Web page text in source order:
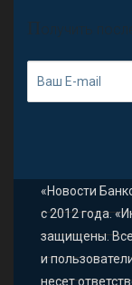
П олучить
«Новости
с 2012 года.
защищены. Все
и
несет